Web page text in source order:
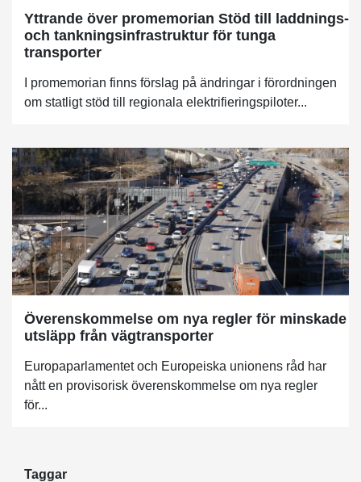
Yttrande över promemorian Stöd till laddnings-
och tankningsinfrastruktur för tunga
transporter
I promemorian finns förslag på ändringar i förordningen
om statligt stöd till regionala elektrifieringspiloter...
Överenskommelse om nya regler för minskade
utsläpp från vägtransporter
Europaparlamentet och Europeiska unionens råd har
nått en provisorisk överenskommelse om nya regler
för...
Taggar